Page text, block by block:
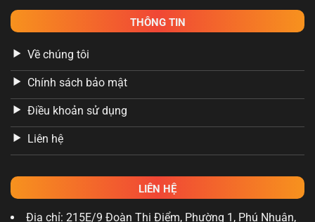
THÔNG TIN
Về chúng tôi
Chính sách bảo mật
Điều khoản sử dụng
Liên hệ
LIÊN HỆ
Địa chỉ: 215E/9 Đoàn Thị Điểm, Phường 1, Phú Nhuận,